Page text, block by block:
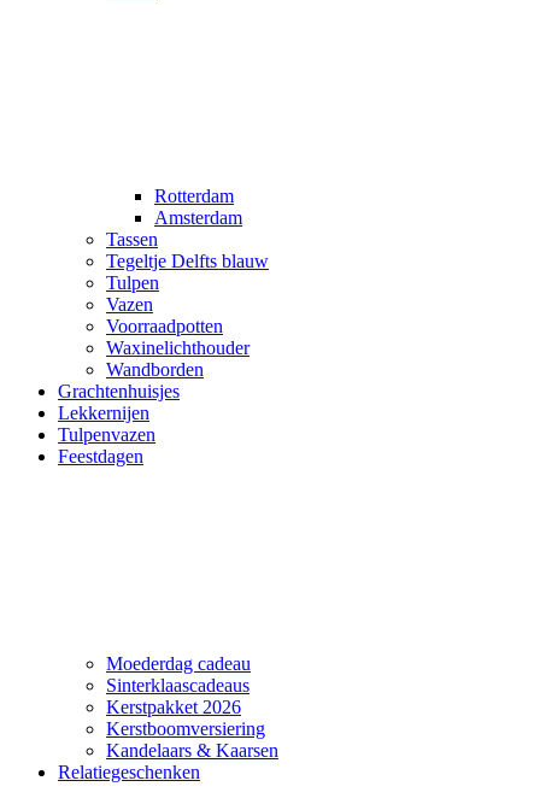
Rotterdam
Amsterdam
Tassen
Tegeltje Delfts blauw
Tulpen
Vazen
Voorraadpotten
Waxinelichthouder
Wandborden
Grachtenhuisjes
Lekkernijen
Tulpenvazen
Feestdagen
Moederdag cadeau
Sinterklaascadeaus
Kerstpakket 2026
Kerstboomversiering
Kandelaars & Kaarsen
Relatiegeschenken